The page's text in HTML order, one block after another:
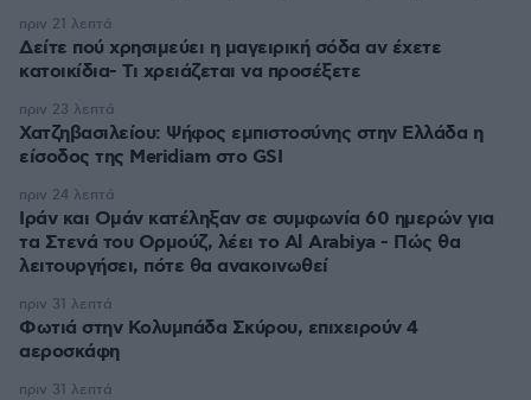
Δείτε πού χρησιμεύει η μαγειρική σόδα αν έχετε
κατοικίδια- Τι χρειάζεται να προσέξετε
πριν 21 λεπτά
Χατζηβασιλείου: Ψήφος εμπιστοσύνης στην Ελλάδα η
είσοδος της Meridiam στο GSI
πριν 23 λεπτά
Ιράν και Ομάν κατέληξαν σε συμφωνία 60 ημερών για
τα Στενά του Ορμούζ, λέει το Al Arabiya - Πώς θα
λειτουργήσει, πότε θα ανακοινωθεί
πριν 24 λεπτά
Φωτιά στην Κολυμπάδα Σκύρου, επιχειρούν 4
αεροσκάφη
πριν 31 λεπτά
πριν 31 λεπτά